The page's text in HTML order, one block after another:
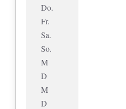
Do.
Fr.
Sa.
So.
M
D
M
D